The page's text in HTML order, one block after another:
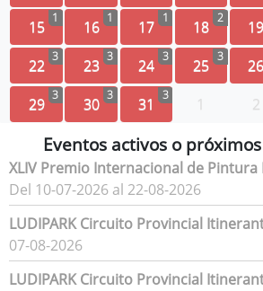
15 1 16 1 17 1 18 2 19
22 3 23 3 24 3 25 3 26
29 3 30 3 31 3 1 2
Eventos activos o
XLIV Premio Internacional de
Del 10-07-2026 al 22-08-2026
LUDIPARK Circuito Provincial
07-08-2026
LUDIPARK Circuito Provincial